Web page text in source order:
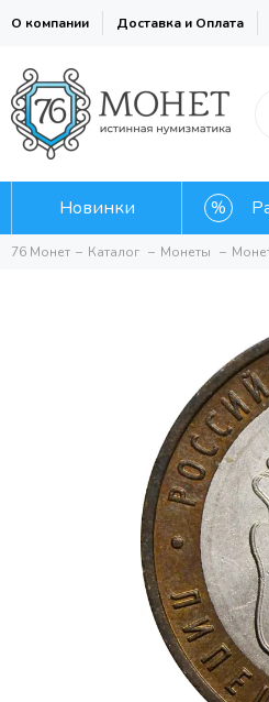
О компании Доставка и Оплата
Новинки
76 Монет Каталог Монеты